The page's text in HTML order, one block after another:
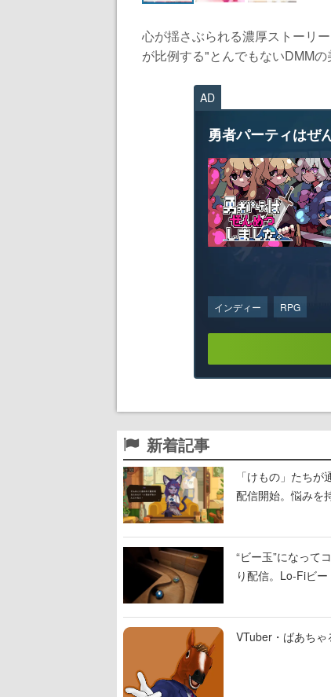
心が揺さぶられる濃厚ストーリ
が比例する"とんでもないDMM
AD
勇者パーティはぜ
インディー RPG
新着記事
「けもの」たち
配信開始。悩みを
“ビー玉”になって
り配信。Lo-Fiビ
VTuber・ばあち